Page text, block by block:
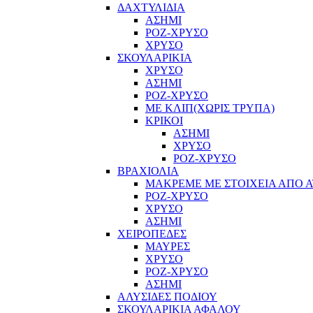
ΔΑΧΤΥΛΙΔΙΑ
ΑΣΗΜΙ
ΡΟΖ-ΧΡΥΣΟ
ΧΡΥΣΟ
ΣΚΟΥΛΑΡΙΚΙΑ
ΧΡΥΣΟ
ΑΣΗΜΙ
ΡΟΖ-ΧΡΥΣΟ
ΜΕ ΚΛΙΠ(ΧΩΡΙΣ ΤΡΥΠΑ)
ΚΡΙΚΟΙ
ΑΣΗΜΙ
ΧΡΥΣΟ
ΡΟΖ-ΧΡΥΣΟ
ΒΡΑΧΙΟΛΙΑ
ΜΑΚΡΕΜΕ ΜΕ ΣΤΟΙΧΕΙΑ ΑΠΟ
ΡΟΖ-ΧΡΥΣΟ
ΧΡΥΣΟ
ΑΣΗΜΙ
ΧΕΙΡΟΠΕΔΕΣ
ΜΑΥΡΕΣ
ΧΡΥΣΟ
ΡΟΖ-ΧΡΥΣΟ
ΑΣΗΜΙ
ΑΛΥΣΙΔΕΣ ΠΟΔΙΟΥ
ΣΚΟΥΛΑΡΙΚΙΑ ΑΦΑΛΟΥ